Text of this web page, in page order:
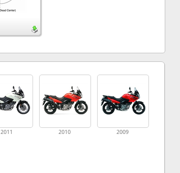
2011 2010 2009